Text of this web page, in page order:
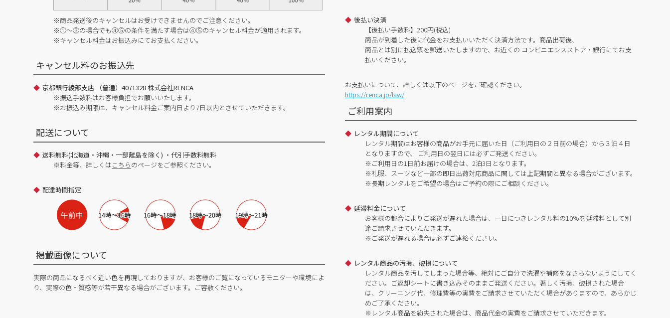
※商品発送後のキャンセルはお受けできませんのでご注意ください。
※①～③の場合でも④⑤の条件を満たす場合は④⑤のキャンセル料金が適用されます。
※キャンセル料金はお振込みにてお支払ください。
キャンセル料のお振込先
京都銀行綾部支店 （普通）4071328 株式会社RENCA
※振込手数料はお客様負担でお願いいたします。
※お振込み期限は、キャンセル料金ご案内日より7日以内とさせていただきます。
配送について
送料無料(北海道・沖縄・一部離島を除く) ・代引手数料無料
※料金等、詳しくはこちらのページをご参照ください。
配達時間指定
掲載画像について
実際の商品になるべく近い色を再現しておりますが、お客様のご覧になっているモニターや環境によ
り、実際の色・質感等が若干異なる場合がございます。ご容赦ください。
後払い決済
【後払い手数料】200円(税込)
商品が到着した後に代金をお支払いいただく決済方法です。商品出荷後、
商品とは別に払込票を郵送いたしますので、お近くの コンビニエンスストア・銀行にてお支
払いください。
お支払いについて、詳しくは以下のページをご確認ください。
https://renca.jp/law/
ご利用案内
レンタル期間について
レンタル期間はお客様の商品がお手元に届いた日（ご利用日の２日前の場合）から３泊４日
となりますので、 ご利用日の翌日には必ずご発送ください。
※ご利用日の1日前お届けの場合は、2泊3日となります。
※礼服、スーツなど一部の即日出荷対応商品に関しては上記期間と異なる場合がございます。
※長期レンタルをご希望の場合はご予約の際にご相談ください。
延滞料金について
お客様の都合によりご発送が遅れた場合は、一日につきレンタル料の10％を延滞料として別
途ご請求させていただきます。
※ご発送が遅れる場合は必ずご連絡ください。
レンタル商品の汚損、破損について
レンタル商品を汚してしまった場合等、絶対にご自分で洗濯や補修をなさらないようにしてく
ださい。ご返却シートに書き込みそのままご発送ください。著しく汚損、破損された場合
は、クリーニング代、修理費等の実費をご請求させていただく場合がありますので、あらかじ
めご了承ください。
※レンタル商品を紛失された場合は、商品代金の実費をご請求させていただきます。